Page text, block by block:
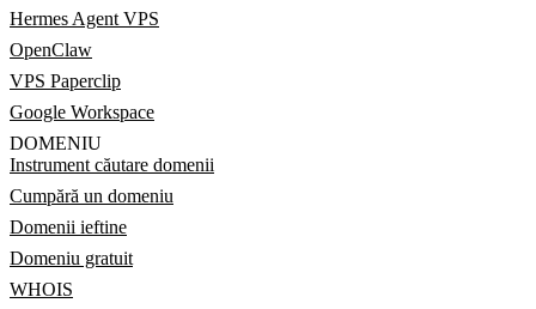
Hermes Agent VPS
OpenClaw
VPS Paperclip
Google Workspace
DOMENIU
Instrument căutare domenii
Cumpără un domeniu
Domenii ieftine
Domeniu gratuit
WHOIS